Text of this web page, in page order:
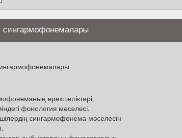
сингармофонемалары
ерекшеліктері.
фонология мәселесі.
сингармофонема мәселесін